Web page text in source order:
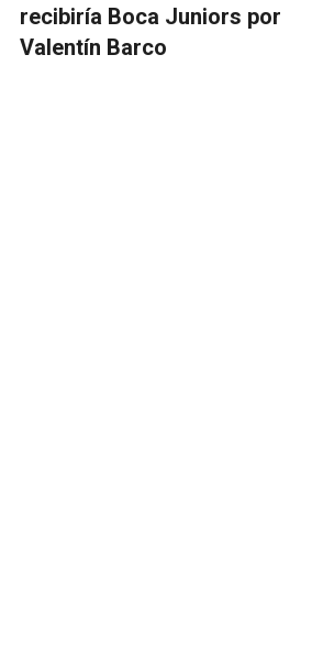
recibiría Boca Juniors por
Valentín Barco